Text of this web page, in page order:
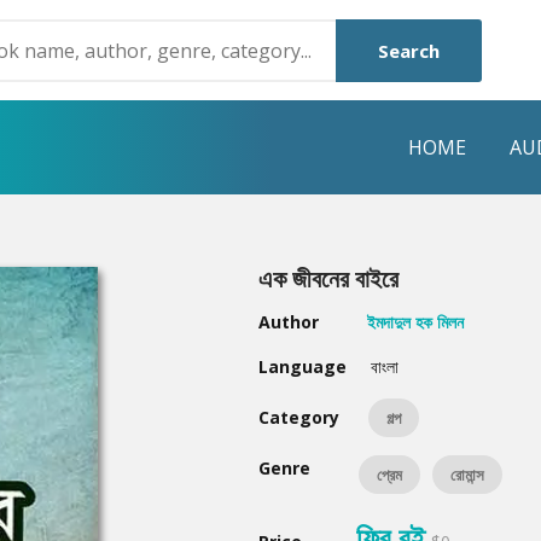
Search
HOME
Humayun Ahmed
Mouri Morium
Hot & New
এক জীবনের বাইরে
Author
ইমদাদুল হক মিলন
Language
বাংলা
Category গল্প
Genre প্রেম রোমান্স